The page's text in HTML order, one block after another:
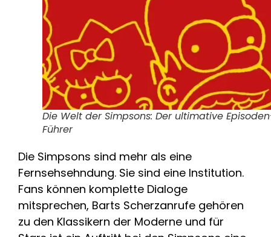
Die Welt der Simpsons: Der ultimative
Führer
Die Simpsons sind mehr als eine
Fernsehsehndung. Sie sind eine Institution.
Fans können komplette Dialoge
mitsprechen, Barts Scherzanrufe gehören
zu den Klassikern der Moderne und für